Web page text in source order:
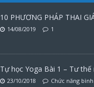
10 PHƯƠNG PHÁP THAI
14/08/2019 1
Tự học Yoga Bài 1 – Tư
23/10/2018 Chức năng